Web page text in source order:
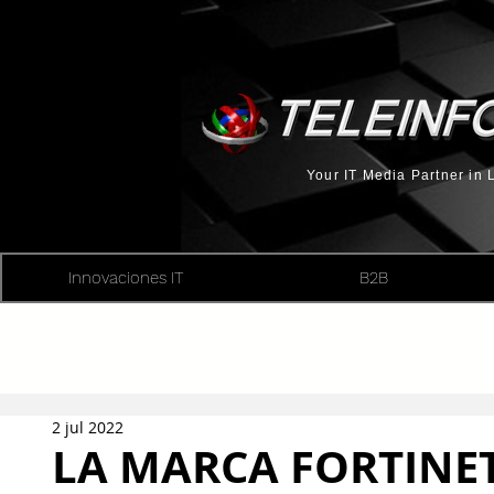
Your IT Media Partner in
Innovaciones IT B2B
LA MARCA
2 jul 2022